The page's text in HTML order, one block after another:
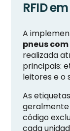
RFID
A
pneus com
realizada
principais:
leitores e o
As
código
cada